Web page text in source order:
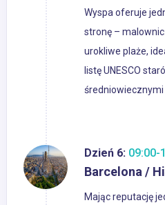
Wyspa oferuje
stronę –
urokliwe plaże,
listę UNESCO
Dzień 6: 09:00-
Barcelona /
Mając reputację